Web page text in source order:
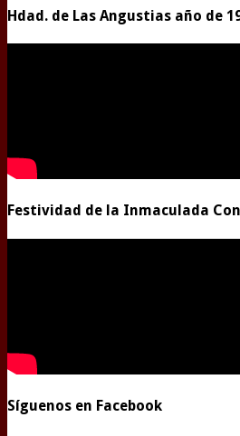
Hdad. de Las Angustias año de
Festividad de la Inmaculada
Síguenos en Facebook